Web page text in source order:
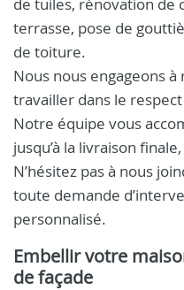
terrasse, pose de
de toiture.
Nous nous engageons
travailler dans le
Notre équipe vous
jusqu’à la livraison
N’hésitez pas à nous
toute demande
personnalisé.
Embellir votre
de façade